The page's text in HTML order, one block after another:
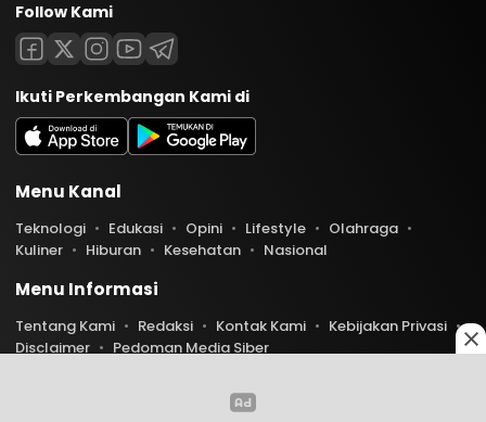
Follow Kami
Ikuti Perkembangan Kami di
Menu Kanal
Teknologi Edukasi Opini Lifestyle
Olahraga
Kuliner
Hiburan Kesehatan Nasional
Menu Informasi
Tentang Kami Redaksi Kontak Kami
Kebijakan Privasi
Disclaimer
Pedoman Media Siber